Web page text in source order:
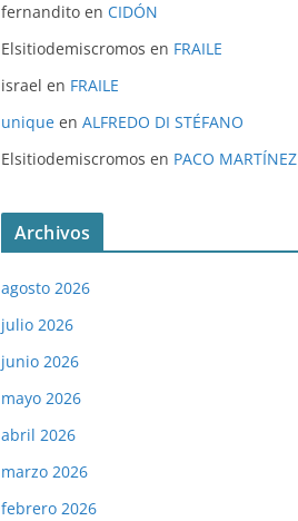
fernandito en CIDÓN
Elsitiodemiscromos en FRAILE
israel en FRAILE
unique en ALFREDO DI STÉFANO
Elsitiodemiscromos en PACO MARTÍNEZ
Archivos
agosto 2026
julio 2026
junio 2026
mayo 2026
abril 2026
marzo 2026
febrero 2026